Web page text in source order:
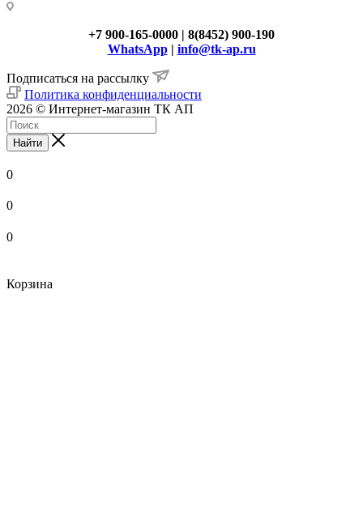
+7 900-165-0000 | 8(8452) 900-190
WhatsApp| info@tk-ap.ru
Подписаться на рассылку
Политика конфиденциальности
2026 © Интернет-магазин ТК АП
Найти
0
0
0
Корзина